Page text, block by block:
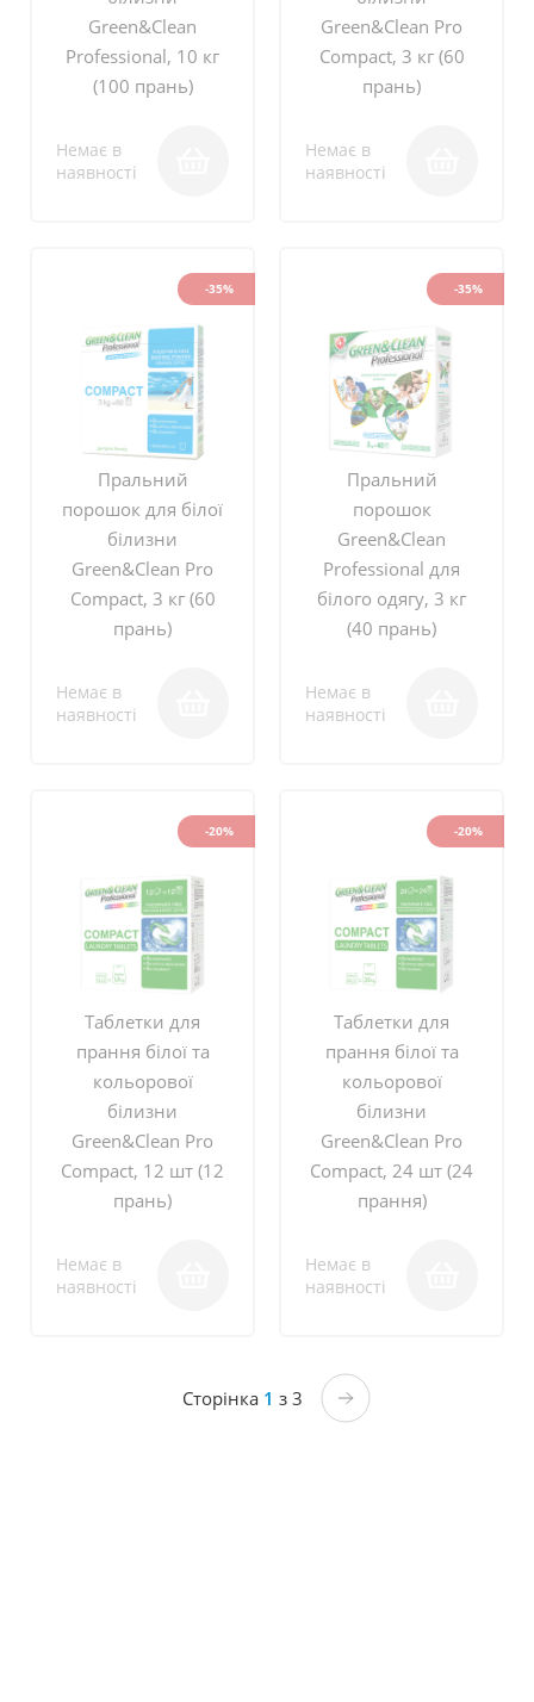
Green&Clean
Professional, 10 кг
(100 прань)
Немає в
наявності
Green&Clean Pro
Compact, 3 кг (60
прань)
Немає в
наявності
-35%
Пральний
порошок для білої
білизни
Green&Clean Pro
Compact, 3 кг (60
прань)
Немає в
наявності
-35%
Пральний
порошок
Green&Clean
Professional для
білого одягу, 3 кг
(40 прань)
Немає в
наявності
-20%
Таблетки для
прання білої та
кольорової
білизни
Green&Clean Pro
Compact, 12 шт (12
прань)
Немає в
наявності
-20%
Таблетки для
прання білої та
кольорової
білизни
Green&Clean Pro
Compact, 24 шт (24
прання)
Немає в
наявності
Сторінка 1 з 3